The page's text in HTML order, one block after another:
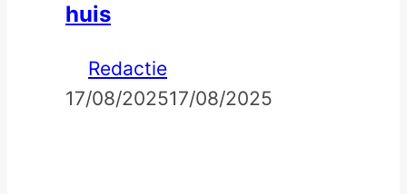
huis
Redactie
17/08/202517/08/2025